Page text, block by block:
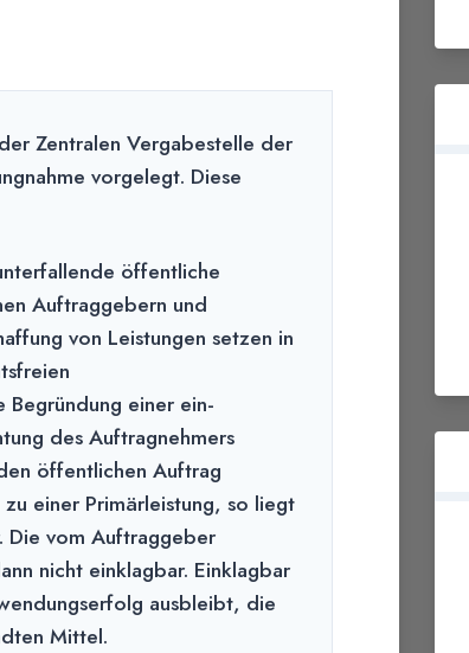
Zentralen Vergabestelle der
vorgelegt. Diese
öffentliche
Auftrag­gebern und
von Leistungen setzen in
Begründung einer ein­
des Auftragnehmers
öffentlichen Auftrag
einer Primärleistung, so liegt
vom Auftraggeber
nicht einklagbar. Einklagbar
ausbleibt, die
Mittel.